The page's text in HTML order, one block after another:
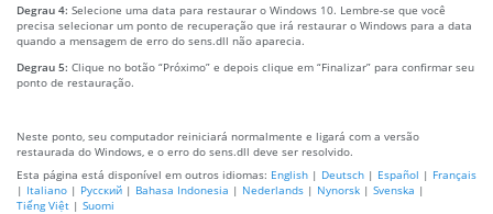
Degrau 4: Selecione uma data para restaurar o Windows 10. Lembre-se que você
precisa selecionar um ponto de recuperação que irá restaurar o Windows para a data
quando a mensagem de erro do sens.dll não aparecia.
Degrau 5: Clique no botão “Próximo” e depois clique em “Finalizar” para confirmar seu
ponto de restauração.
Neste ponto, seu computador reiniciará normalmente e ligará com a versão
restaurada do Windows, e o erro do sens.dll deve ser resolvido.
Esta página está disponível em outros idiomas: English | Deutsch | Español | Français
| Italiano | Русский | Bahasa Indonesia | Nederlands | Nynorsk | Svenska |
Tiếng Việt | Suomi